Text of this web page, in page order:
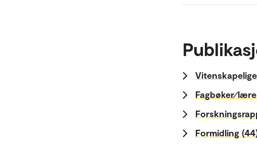
Formidling